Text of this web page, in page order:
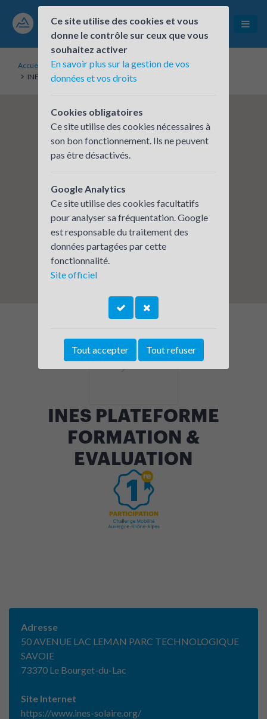
Accueil
Établissements inscrits
INES PLATEFORME FORMATION & EVALUATION
INES PLATEFORME
FORMATION &
EVALUATION
Adresse
50 AVENUE LAC LEMAN PARC TECHNOLOGIQUE
SAVOIE
73370 Le Bourget-du-Lac
Site Internet
https://www.ines-solaire.org/
Ce site utilise des cookies et vous
donne le contrôle sur ceux que vous
souhaitez activer
En savoir plus sur la gestion de vos
données et vos droits
Cookies obligatoires
Ce site utilise des cookies nécessaires à
son bon fonctionnement. Ils ne peuvent
pas être désactivés.
Google Analytics
Ce site utilise des cookies facultatifs
pour analyser sa fréquentation. Google
est responsable du traitement des
données partagées par cette
fonctionnalité.
Site officiel
Tout accepter Tout refuser